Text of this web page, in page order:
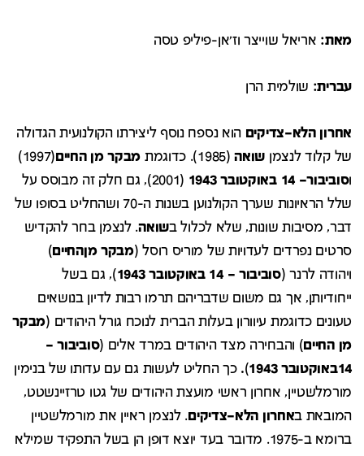
מאת: אריאל שוייצר וז'אן-פיליפ טסה
עברית: שולמית הרן
אחרוןהלא–צדיקים הוא נספח נוסף ליצירתו הקולנועית הגדולה
של קלוד לנצמן שואה(1985). כדוגמת מבקרמןהחיים
(1997)
וסוביבור–
14 באוקטובר1943
(2001), גם חלק זה מבוסס על
שלל הראיונות שערך הקולנוען בשנות ה-70 ושהחליט בסופו של
דבר, מסיבות שונות, שלא לכלול בשואה. לנצמן בחר להקדיש
סרטים נפרדים לעדויות של מוריס רוסל (מבקרמןהחיים)
ויהודה לרנר (סוביבור –
14 באוקטובר1943
), גם בשל
ייחודיותן, אך גם משום שדבריהם תרמו רבות לדיון בנושאים
טעונים כדוגמת עיוורון בעלות הברית לנוכח גורל היהודים (מבקר
מןהחיים) והבחירה מצד היהודים במרד אלים (סוביבור –
14באוקטובר 1943
)
.כך החליט לעשות גם עם עדותו של בנימין
מורמלשטיין, אחרון ראשי מועצת היהודים של גטו טרזיינשטט,
המובאת באחרון הלא–צדיקים. לנצמן ראיין את מורמלשטיין
ברומא ב-1975. מדובר בעד יוצא דופן הן בשל התפקיד שמילא